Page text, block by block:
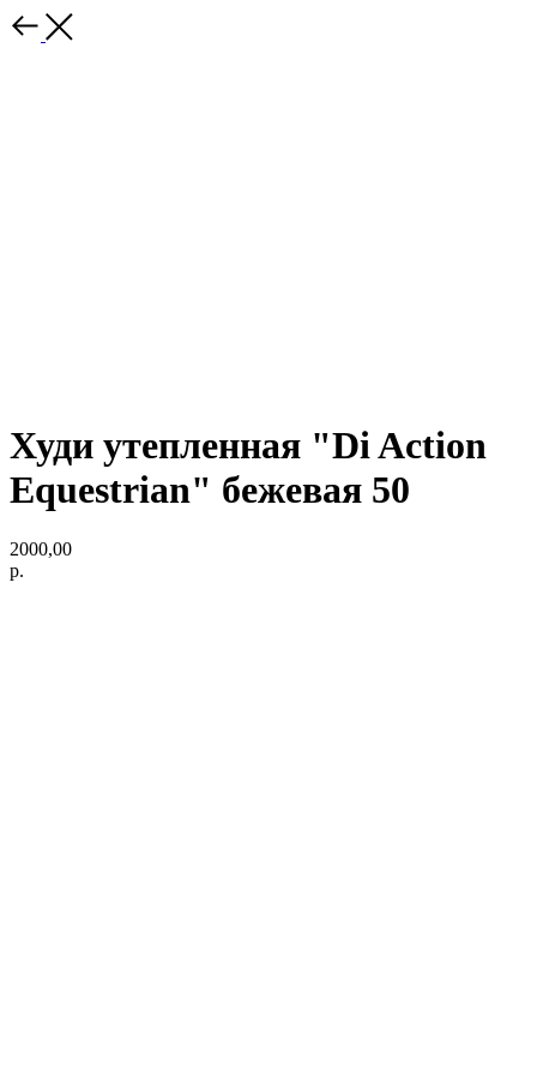
Худи утепленная "Di Action
Equestrian" бежевая 50
2000,00
р.